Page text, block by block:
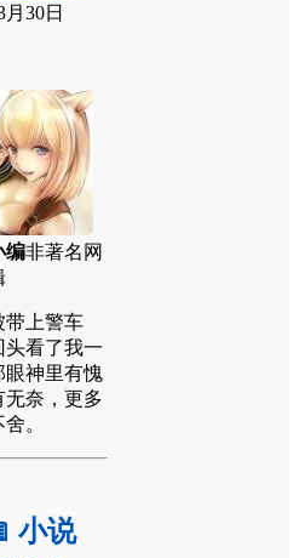
月30日
编非著名网
带上警车
头看了我一
眼神里有愧
无奈，更多
。
小说